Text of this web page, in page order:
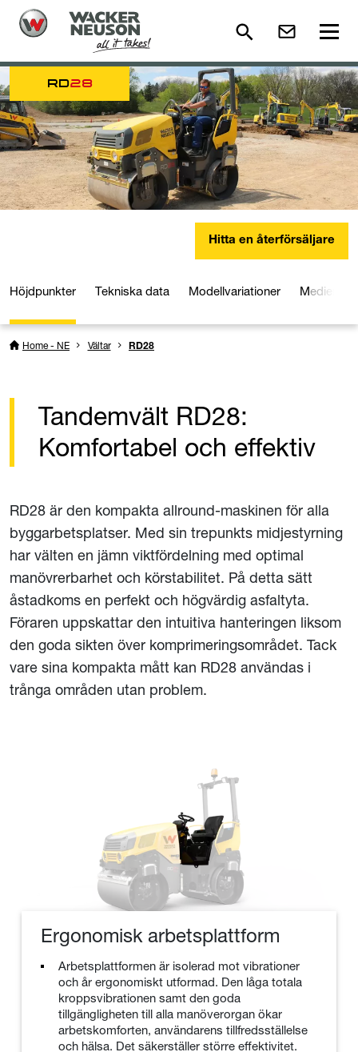
RD28
Hitta en återförsäljare
Höjdpunkter Tekniska data Modellvariationer Medier
Home - NE Vältar RD28
Tandemvält RD28:
Komfortabel och effektiv
RD28 är den kompakta allround-maskinen för alla
byggarbetsplatser. Med sin trepunkts midjestyrning
har välten en jämn viktfördelning med optimal
manövrerbarhet och körstabilitet. På detta sätt
åstadkoms en perfekt och högvärdig asfaltyta.
Föraren uppskattar den intuitiva hanteringen liksom
den goda sikten över komprimeringsområdet. Tack
vare sina kompakta mått kan RD28 användas i
trånga områden utan problem.
Ergonomisk arbetsplattform
Arbetsplattformen är isolerad mot vibrationer
och år ergonomiskt utformad. Den låga totala
kroppsvibrationen samt den goda
tillgängligheten till alla manöverorgan ökar
arbetskomforten, användarens tillfredsställelse
och hälsa. Det säkerställer större effektivitet.